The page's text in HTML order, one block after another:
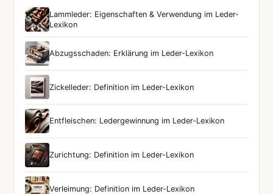
Lammleder: Eigenschaften & Verwendung im Leder-
Lexikon
Abzugsschaden: Erklärung im Leder-Lexikon
Zickelleder: Definition im Leder-Lexikon
Entfleischen: Ledergewinnung im Leder-Lexikon
Zurichtung: Definition im Leder-Lexikon
Verleimung: Definition im Leder-Lexikon